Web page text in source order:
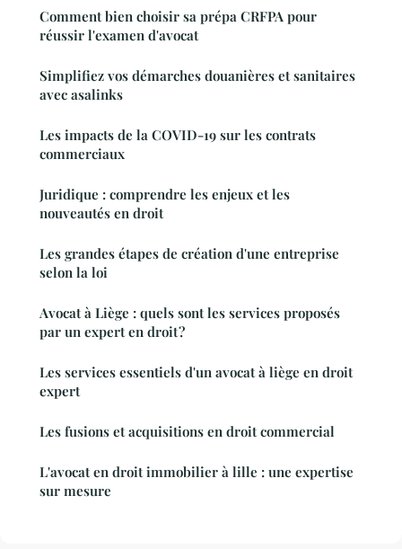
Comment bien choisir sa prépa CRFPA pour
réussir l'examen d'avocat
Simplifiez vos démarches douanières et sanitaires
avec asalinks
Les impacts de la COVID-19 sur les contrats
commerciaux
Juridique : comprendre les enjeux et les
nouveautés en droit
Les grandes étapes de création d'une entreprise
selon la loi
Avocat à Liège : quels sont les services proposés
par un expert en droit ?
Les services essentiels d'un avocat à liège en droit
expert
Les fusions et acquisitions en droit commercial
L'avocat en droit immobilier à lille : une expertise
sur mesure